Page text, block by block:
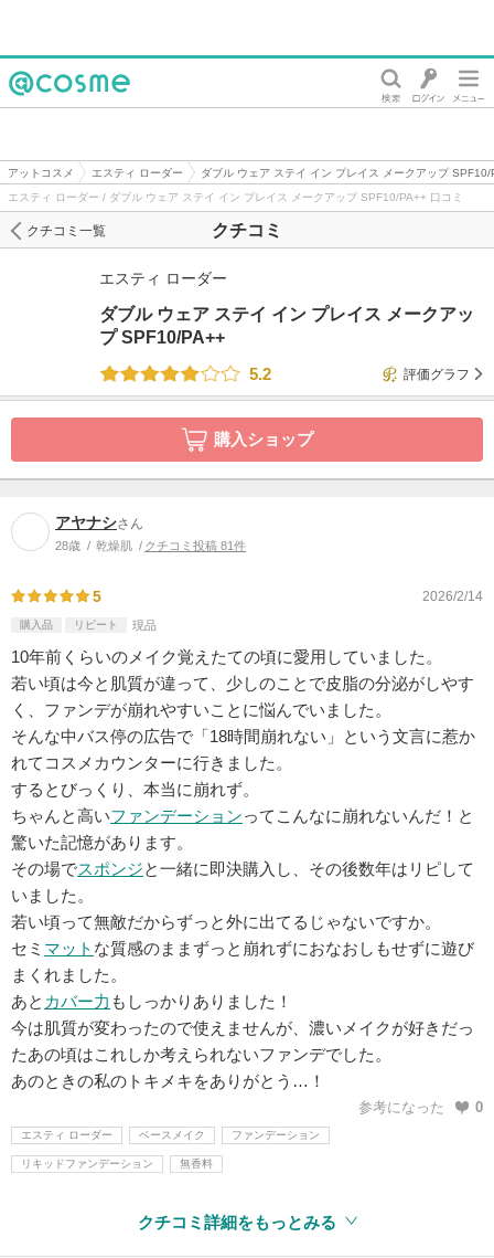
アットコスメ エスティ ローダー
ダブル ウェア ステイ イン プレイス メークアップ SPF10/
エスティ ローダー / ダブル ウェア ステイ イン プレイス メークアップ SPF10/PA++ 口コミ
クチコミ
クチコミ一覧
エスティ ローダー
ダブル ウェア ステイ イン プレイス メークアッ
プ SPF10/PA++
5.2
評価グラフ
購入ショップ
アヤナシさん
28歳 乾燥肌 クチコミ投稿 81件
5 2026/2/14
購入品 リピート 現品
10年前くらいのメイク覚えたての頃に愛用していました。
若い頃は今と肌質が違って、少しのことで皮脂の分泌がしやす
く、ファンデが崩れやすいことに悩んでいました。
そんな中バス停の広告で「18時間崩れない」という文言に惹か
れてコスメカウンターに行きました。
するとびっくり、本当に崩れず。
ちゃんと高いファンデーションってこんなに崩れないんだ！と
驚いた記憶があります。
その場でスポンジと一緒に即決購入し、その後数年はリピして
いました。
若い頃って無敵だからずっと外に出てるじゃないですか。
セミ マット な質感のままずっと崩れずにおなおしもせずに遊び
まくれました。
あと カバー力 もしっかりありました！
今は肌質が変わったので使えませんが、濃いメイクが好きだっ
たあの頃はこれしか考えられないファンデでした。
あのときの私のトキメキをありがとう…！
参考になった 0
エスティ ローダー ベースメイク ファンデーション
リキッドファンデーション 無香料
クチコミ詳細をもっとみる